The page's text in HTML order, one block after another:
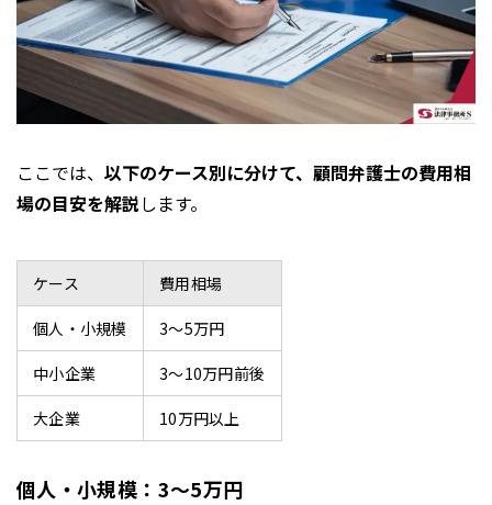
ここでは、 以下のケース別に分けて、顧問弁護士の費用相
場の目安を解説します。
ケース 費用相場
個人・小規模 3～5万円
中小企業 3〜10万円前後
大企業 10万円以上
個人・小規模：3～5万円